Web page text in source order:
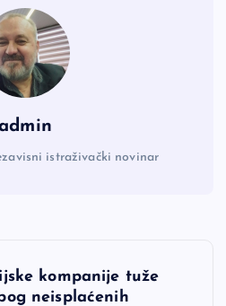
istraživački novinar
kompanije tuže
neisplaćenih